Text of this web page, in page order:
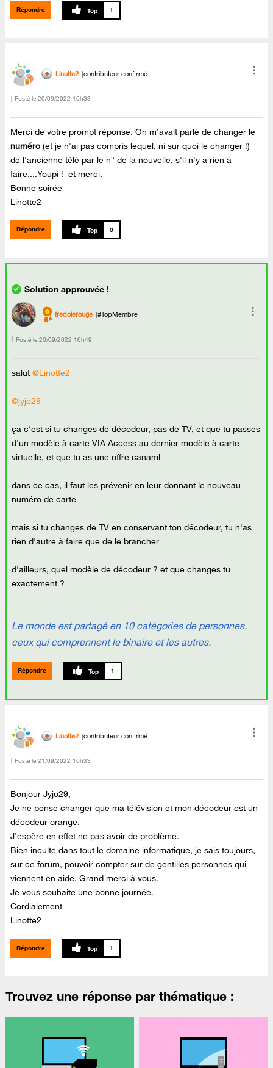
Répondre 1
Linotte2 contributeur confirmé
Posté le ‎20/09/2022 16h33
Merci de votre prompt réponse. On m'avait parlé de changer le
numéro (et je n'ai pas compris lequel, ni sur quoi le changer !)
de l'ancienne télé par le n° de la nouvelle, s'il n'y a rien à
faire....Youpi ! et merci.
Bonne soirée
Linotte2
Répondre 0
fredolerouge #TopMembre
Posté le ‎20/09/2022 16h49
salut@Linotte2
@jyjo29
ça c'est si tu changes de décodeur, pas de TV, et que tu passes
d'un modèle à carte VIA Access au dernier modèle à carte
virtuelle, et que tu as une offre canaml
dans ce cas, il faut les prévenir en leur donnant le nouveau
numéro de carte
mais si tu changes de TV en conservant ton décodeur, tu n'as
rien d'autre à faire que de le brancher
d'ailleurs, quel modèle de décodeur ? et que changes tu
exactement ?
Le monde est partagé en 10 catégories de personnes,
ceux qui comprennent le binaire et les autres.
Répondre 1
Linotte2 contributeur confirmé
Posté le ‎21/09/2022 10h33
Bonjour Jyjo29,
Je ne pense changer que ma télévision et mon décodeur est un
décodeur orange.
J'espère en effet ne pas avoir de problème.
Bien inculte dans tout le domaine informatique, je sais toujours,
sur ce forum, pouvoir compter sur de gentilles personnes qui
viennent en aide. Grand merci à vous.
Je vous souhaite une bonne journée.
Cordialement
Linotte2
Répondre 1
Trouvez une réponse par thématique :